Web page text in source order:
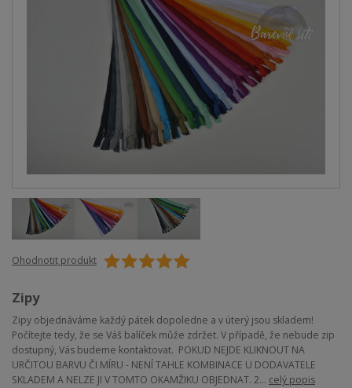
Ohodnotit produkt
Zipy
Zipy objednáváme každý pátek dopoledne a v úterý jsou skladem!
Počítejte tedy, že se Váš balíček může zdržet. V případě, že nebude zip
dostupný, Vás budeme kontaktovat. POKUD NEJDE KLIKNOUT NA
URČITOU BARVU ČI MÍRU - NENÍ TAHLE KOMBINACE U DODAVATELE
SKLADEM A NELZE JI V TOMTO OKAMŽIKU OBJEDNAT. 2... celý popis